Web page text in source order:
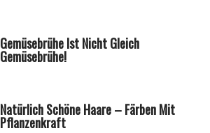
Gemüsebrühe Ist Nicht Gleich
Gemüsebrühe!
Natürlich Schöne Haare – Färben Mit
Pflanzenkraft